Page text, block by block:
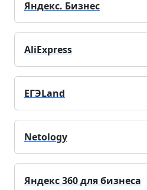
Яндекс. Бизнес
AliExpress
ЕГЭLand
Netology
Яндекс 360 для бизнеса